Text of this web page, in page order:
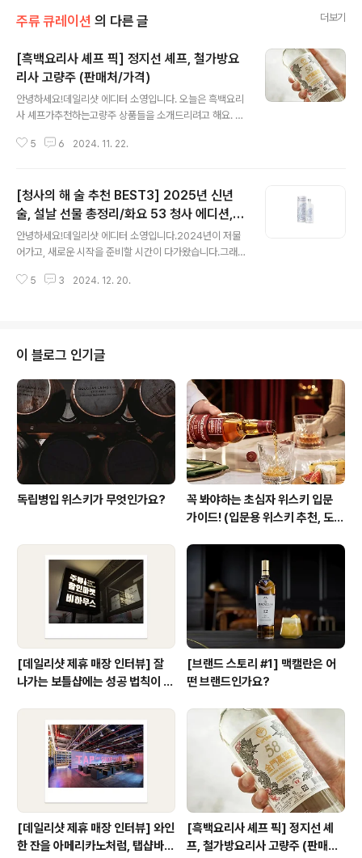
주류 큐레이션 의 다른 글 더보기
[흑백요리사 셰프 픽] 정지선 셰프, 철가방요
리사 고량주 (판매처/가격)
안녕하세요!데일리샷 에디터 소영입니다. 오늘은 흑백요리
사 셰프가추천하는고량주 상품들을 소개드리려고 해요. 그
개해 드릴게요! 먼저,정지선 셰프가 애정하는 술'금문고
긴다고말했어요. 중식여왕 정지선 셰프님이즐겨마시
는 금문고량주 58%는어떤 술일까요? 금문고량주는 대
만의 금문도라는 섬에서 생산되는 술로, 섬에서 자란 고량
(수수)을 엄선해 제조됩니다. 금문고량주는 고량주 중에서
으뜸이라고 불릴 정도로 맛이 뛰어나 대만의 명주로도 이
름을 알리고 있죠. 금문고량주는 엄선된 수수와 화강암 암
5 6 2024. 11. 22.
[청사의 해 술 추천 BEST3] 2025년 신년
술, 설날 선물 총정리/화요 53 청사 에디션,
칭따오 복맥 에디션, 조니워커 블루 뱀띠 에디
션(판매처/가격)
안녕하세요!데일리샷 에디터 소영입니다.​2024년이 저물
어가고, 새로운 시작을 준비할 시간이 다가왔습니다.​그래
을 소개해 드리려고 해요.​다가오는 새해, 아래에 소개해드
을 소개합니다. 한국적인 터치가 돋보이는 지혜로운 뱀과
부귀영화를 상징하는 광주요의 모란꽃은 화요 53의 깊은
풍미와 꽃 향기를 아름답게 표현합니다. '화요 53'은 한국
전통 증류식 소주의 풍미를 오롯이 느낄 수 있는 대표적인
제품입니다. 전통 소주의 특유의 풍부한 꽃 향과 강렬하면
서도 은은한 단맛이 조..
5 3 2024. 12. 20.
이 블로그 인기글
독립병입 위스키가 무엇인가요?
꼭 봐야하는 초심자 위스키 입문
가이드! (입문용 위스키 추천, 도움
[데일리샷 제휴 매장 인터뷰] 잘
나가는 보틀샵에는 성공 법칙이 있
[브랜드 스토리 #1] 맥캘란은 어
떤 브랜드인가요?
[데일리샷 제휴 매장 인터뷰] 와인
한 잔을 아메리카노처럼, 탭샵바에
[흑백요리사 셰프 픽] 정지선 셰
프, 철가방요리사 고량주 (판매처/